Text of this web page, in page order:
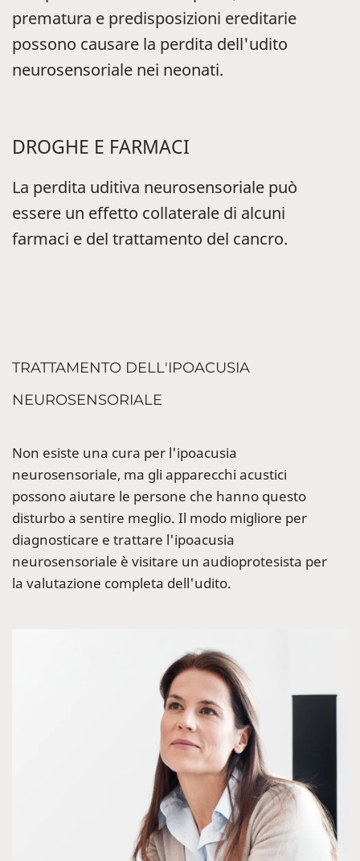
prematura e predisposizioni ereditarie
possono causare la perdita dell'udito
neurosensoriale nei neonati.
DROGHE E FARMACI
La perdita uditiva neurosensoriale può
essere un effetto collaterale di alcuni
farmaci e del trattamento del cancro.
TRATTAMENTO DELL'IPOACUSIA
NEUROSENSORIALE
Non esiste una cura per l'ipoacusia
neurosensoriale, ma gli apparecchi acustici
possono aiutare le persone che hanno questo
disturbo a sentire meglio. Il modo migliore per
diagnosticare e trattare l'ipoacusia
neurosensoriale è visitare un audioprotesista per
la valutazione completa dell'udito.